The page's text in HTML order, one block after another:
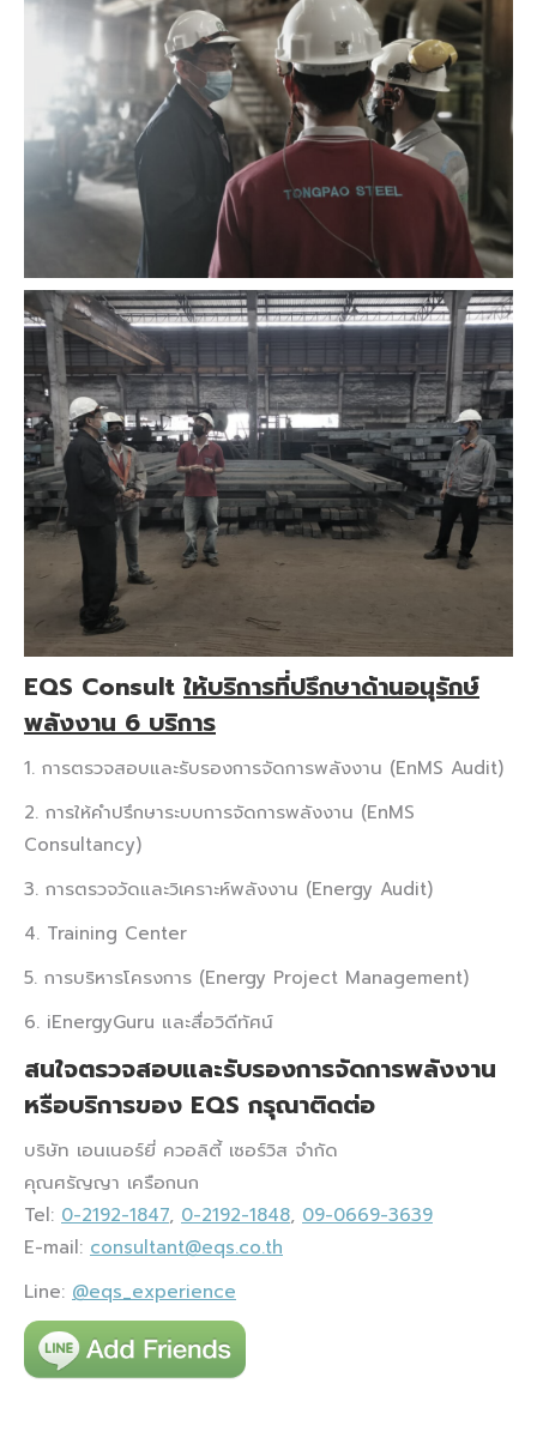
EQS Consult ให้บริการที่ปรึกษาด้านอนุรักษ์
พลังงาน 6 บริการ
1. การตรวจสอบและรับรองการจัดการพลังงาน (EnMS Audit)
2. การให้คำปรึกษาระบบการจัดการพลังงาน (EnMS
Consultancy)
3. การตรวจวัดและวิเคราะห์พลังงาน (Energy Audit)
4. Training Center
5. การบริหารโครงการ (Energy Project Management)
6. iEnergyGuru และสื่อวิดีทัศน์
สนใจตรวจสอบและรับรองการจัดการพลังงาน
หรือบริการของ EQS กรุณาติดต่อ
บริษัท เอนเนอร์ยี่ ควอลิตี้ เซอร์วิส จำกัด
คุณศรัญญา เครือกนก
Tel: 0-2192-1847, 0-2192-1848, 09-0669-3639
E-mail: consultant@eqs.co.th
Line: @eqs_experience